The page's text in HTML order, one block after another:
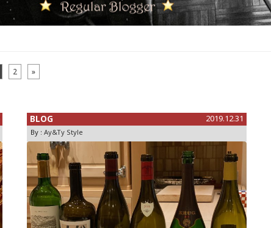
2 »
BLOG 2019.12.31
By : Ay&Ty Style